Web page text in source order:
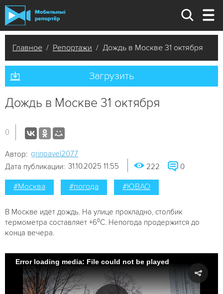
Главное / Репортажи / Дождь в Москве 31 октября
Загрузить
Дождь в Москве 31 октября
0
Автор: grinpavel2077
Дата публикации: 31.10.2025 11:55 222 0
#Москва #погода #ЮВАО
В Москве идёт дождь. На улице прохладно, столбик
термометра составляет +6⁰С. Непогода продержится до
конца вечера.
Error loading media: File could not be played